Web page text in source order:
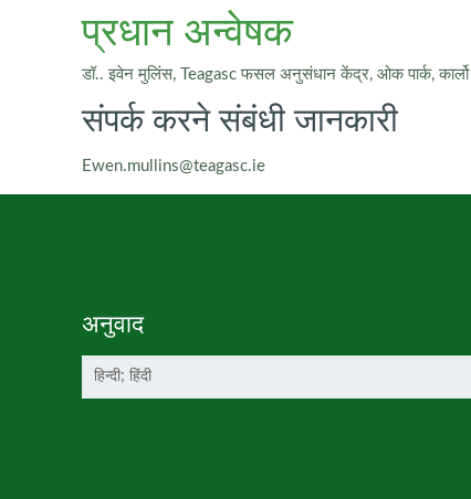
प्रधान अन्वेषक
डॉ.. इवेन मुलिंस, Teagasc फसल अनुसंधान केंद्र, ओक पार्क, कार्लो
संपर्क करने संबंधी जानकारी
Ewen.mullins@teagasc.ie
अनुवाद